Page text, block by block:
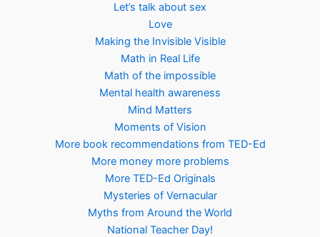
Let’s talk about sex
Love
Making the Invisible Visible
Math in Real Life
Math of the impossible
Mental health awareness
Mind Matters
Moments of Vision
More book recommendations from TED-Ed
More money more problems
More TED-Ed Originals
Mysteries of Vernacular
Myths from Around the World
National Teacher Day!